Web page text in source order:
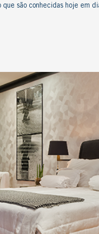
são conhecidas hoje em